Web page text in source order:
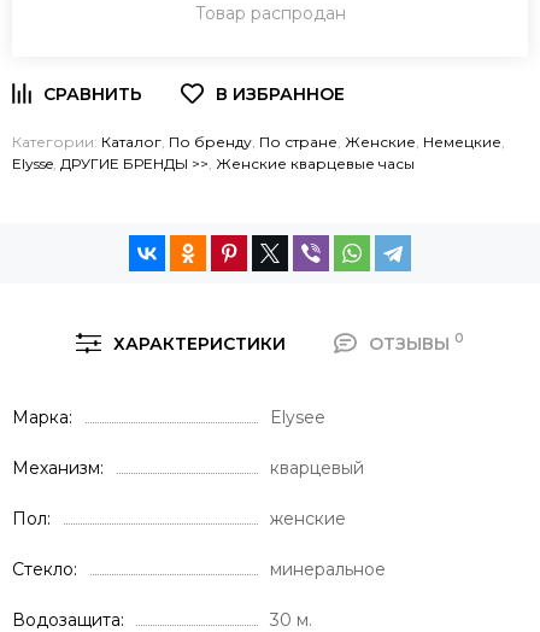
ЗАКАЗ В ОДИН КЛИК
Товар распродан
Категории: Каталог По бренду По стране Женские Немецкие
Elysse ДРУГИЕ БРЕНДЫ >> Женские кварцевые часы
ХАРАКТЕРИСТИКИ ОТЗЫВЫ 0
Марка Elysee
Механизм кварцевый
Пол женские
Стекло минеральное
Водозащита 30 м.